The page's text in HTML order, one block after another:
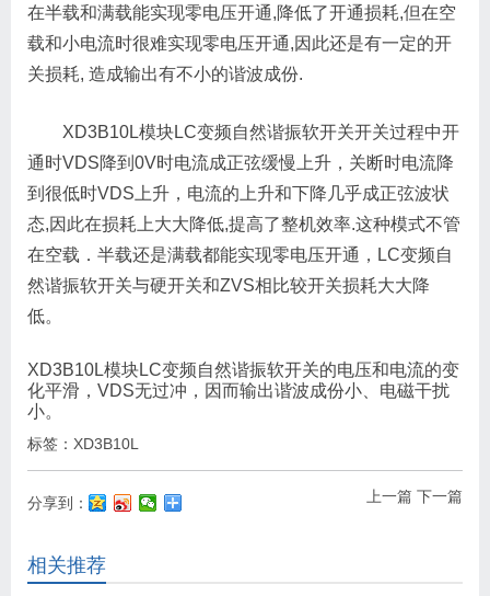
在半载和满载能实现零电压开通,降低了开通损耗,但在空
载和小电流时很难实现零电压开通,因此还是有一定的开
关损耗, 造成输出有不小的谐波成份.
XD3B10L模块LC变频自然谐振软开关开关过程中开
通时VDS降到0V时电流成正弦缓慢上升，关断时电流降
到很低时VDS上升，电流的上升和下降几乎成正弦波状
态,因此在损耗上大大降低,提高了整机效率.这种模式不管
在空载．半载还是满载都能实现零电压开通，LC变频自
然谐振软开关与硬开关和ZVS相比较开关损耗大大降
低。
XD3B10L模块LC变频自然谐振软开关的电压和电流的变
化平滑，VDS无过冲，因而输出谐波成份小、电磁干扰
小。
标签： XD3B10L
上一篇 下一篇
分享到：
相关推荐